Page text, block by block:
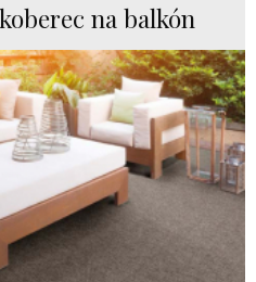
na balkón